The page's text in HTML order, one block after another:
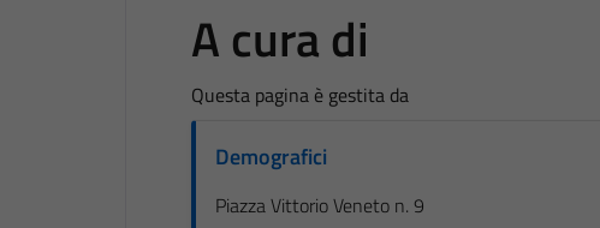
A cura di
Questa pagina è gestita da
Demografici
Piazza Vittorio Veneto n. 9